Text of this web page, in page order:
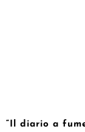
“Il diario a